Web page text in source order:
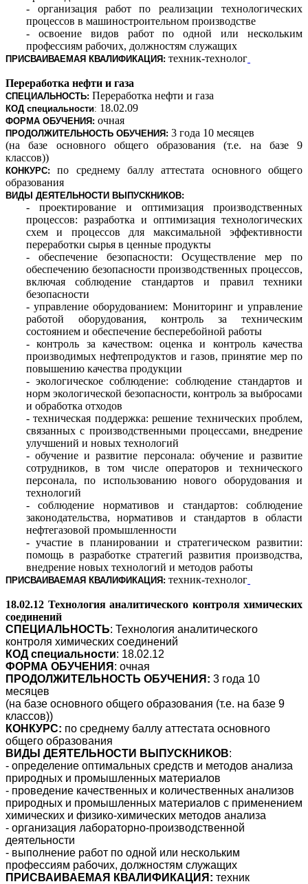
- организация работ по реализации технологических
процессов в машиностроительном производстве
- освоение видов работ по одной или нескольким
профессиям рабочих, должностям служащих
ПРИСВАИВАЕМАЯ КВАЛИФИКАЦИЯ: техник-технолог
Переработка нефти и газа
СПЕЦИАЛЬНОСТЬ: Переработка нефти и газа
КОД специальности: 18.02.09
ФОРМА ОБУЧЕНИЯ: очная
ПРОДОЛЖИТЕЛЬНОСТЬ ОБУЧЕНИЯ: 3 года 10 месяцев
(на базе основного общего образования (т.е. на базе 9
классов))
КОНКУРС:по среднему баллу аттестата основного общего
образования
ВИДЫ ДЕЯТЕЛЬНОСТИ ВЫПУСКНИКОВ:
- проектирование и оптимизация производственных
процессов: разработка и оптимизация технологических
схем и процессов для максимальной эффективности
переработки сырья в ценные продукты
- обеспечение безопасности: Осуществление мер по
обеспечению безопасности производственных процессов,
включая соблюдение стандартов и правил техники
безопасности
- управление оборудованием: Мониторинг и управление
работой оборудования, контроль за техническим
состоянием и обеспечение бесперебойной работы
- контроль за качеством: оценка и контроль качества
производимых нефтепродуктов и газов, принятие мер по
повышению качества продукции
- экологическое соблюдение: соблюдение стандартов и
норм экологической безопасности, контроль за выбросами
и обработка отходов
- техническая поддержка: решение технических проблем,
связанных с производственными процессами, внедрение
улучшений и новых технологий
- обучение и развитие персонала: обучение и развитие
сотрудников, в том числе операторов и технического
персонала, по использованию нового оборудования и
технологий
- cоблюдение нормативов и стандартов: cоблюдение
законодательства, нормативов и стандартов в области
нефтегазовой промышленности
- участие в планировании и стратегическом развитии:
помощь в разработке стратегий развития производства,
внедрение новых технологий и методов работы
ПРИСВАИВАЕМАЯ КВАЛИФИКАЦИЯ: техник-технолог
18.02.12 Технология аналитического контроля химических
соединений
СПЕЦИАЛЬНОСТЬ: Технология аналитического
контроля химических соединений
КОД специальности: 18.02.12
ФОРМА ОБУЧЕНИЯ : очная
ПРОДОЛЖИТЕЛЬНОСТЬ ОБУЧЕНИЯ: 3 года 10
месяцев
(на базе основного общего образования (т.е. на базе 9
классов))
КОНКУРС: по среднему баллу аттестата основного
общего образования
ВИДЫ ДЕЯТЕЛЬНОСТИ ВЫПУСКНИКОВ:
- определение оптимальных средств и методов анализа
природных и промышленных материалов
- проведение качественных и количественных анализов
природных и промышленных материалов с применением
химических и физико-химических методов анализа
- организация лабораторно-производственной
деятельности
- выполнение работ по одной или нескольким
профессиям рабочих, должностям служащих
ПРИСВАИВАЕМАЯ КВАЛИФИКАЦИЯ: техник